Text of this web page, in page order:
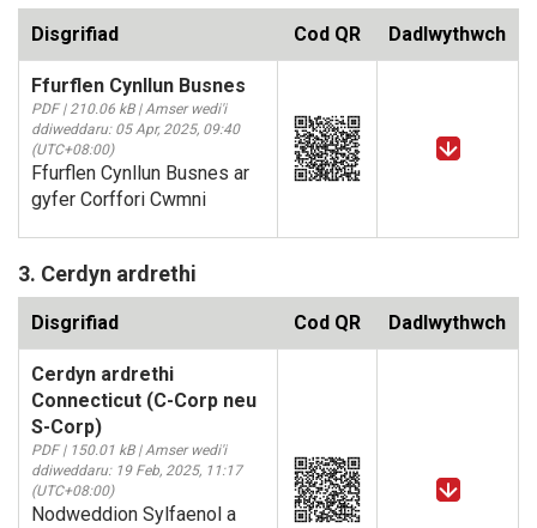
Disgrifiad Cod QR Dadlwythwch
Ffurflen Cynllun Busnes
PDF | 210.06 kB | Amser wedi'i
ddiweddaru: 05 Apr, 2025, 09:40
(UTC+08:00)
Ffurflen Cynllun Busnes ar
gyfer Corffori Cwmni
3. Cerdyn ardrethi
Disgrifiad Cod QR Dadlwythwch
Cerdyn ardrethi
Connecticut (C-Corp neu
S-Corp)
PDF | 150.01 kB | Amser wedi'i
ddiweddaru: 19 Feb, 2025, 11:17
(UTC+08:00)
Nodweddion Sylfaenol a